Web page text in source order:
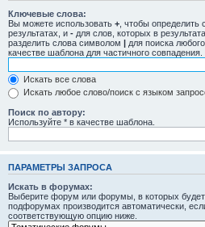
Ключевые слова:
Вы можете использовать + , чтобы
результатах, и - для слов, которых в
разделить слова символом | для поиска
качестве шаблона для частичного совпадения.
Искать все слова
Искать любое слово/поиск с языком
Поиск по автору:
Используйте * в качестве шаблона.
ПАРАМЕТРЫ ЗАПРОСА
Искать в форумах:
Выберите форум или форумы, в которых
подфорумах производится автоматически,
соответствующую опцию ниже.